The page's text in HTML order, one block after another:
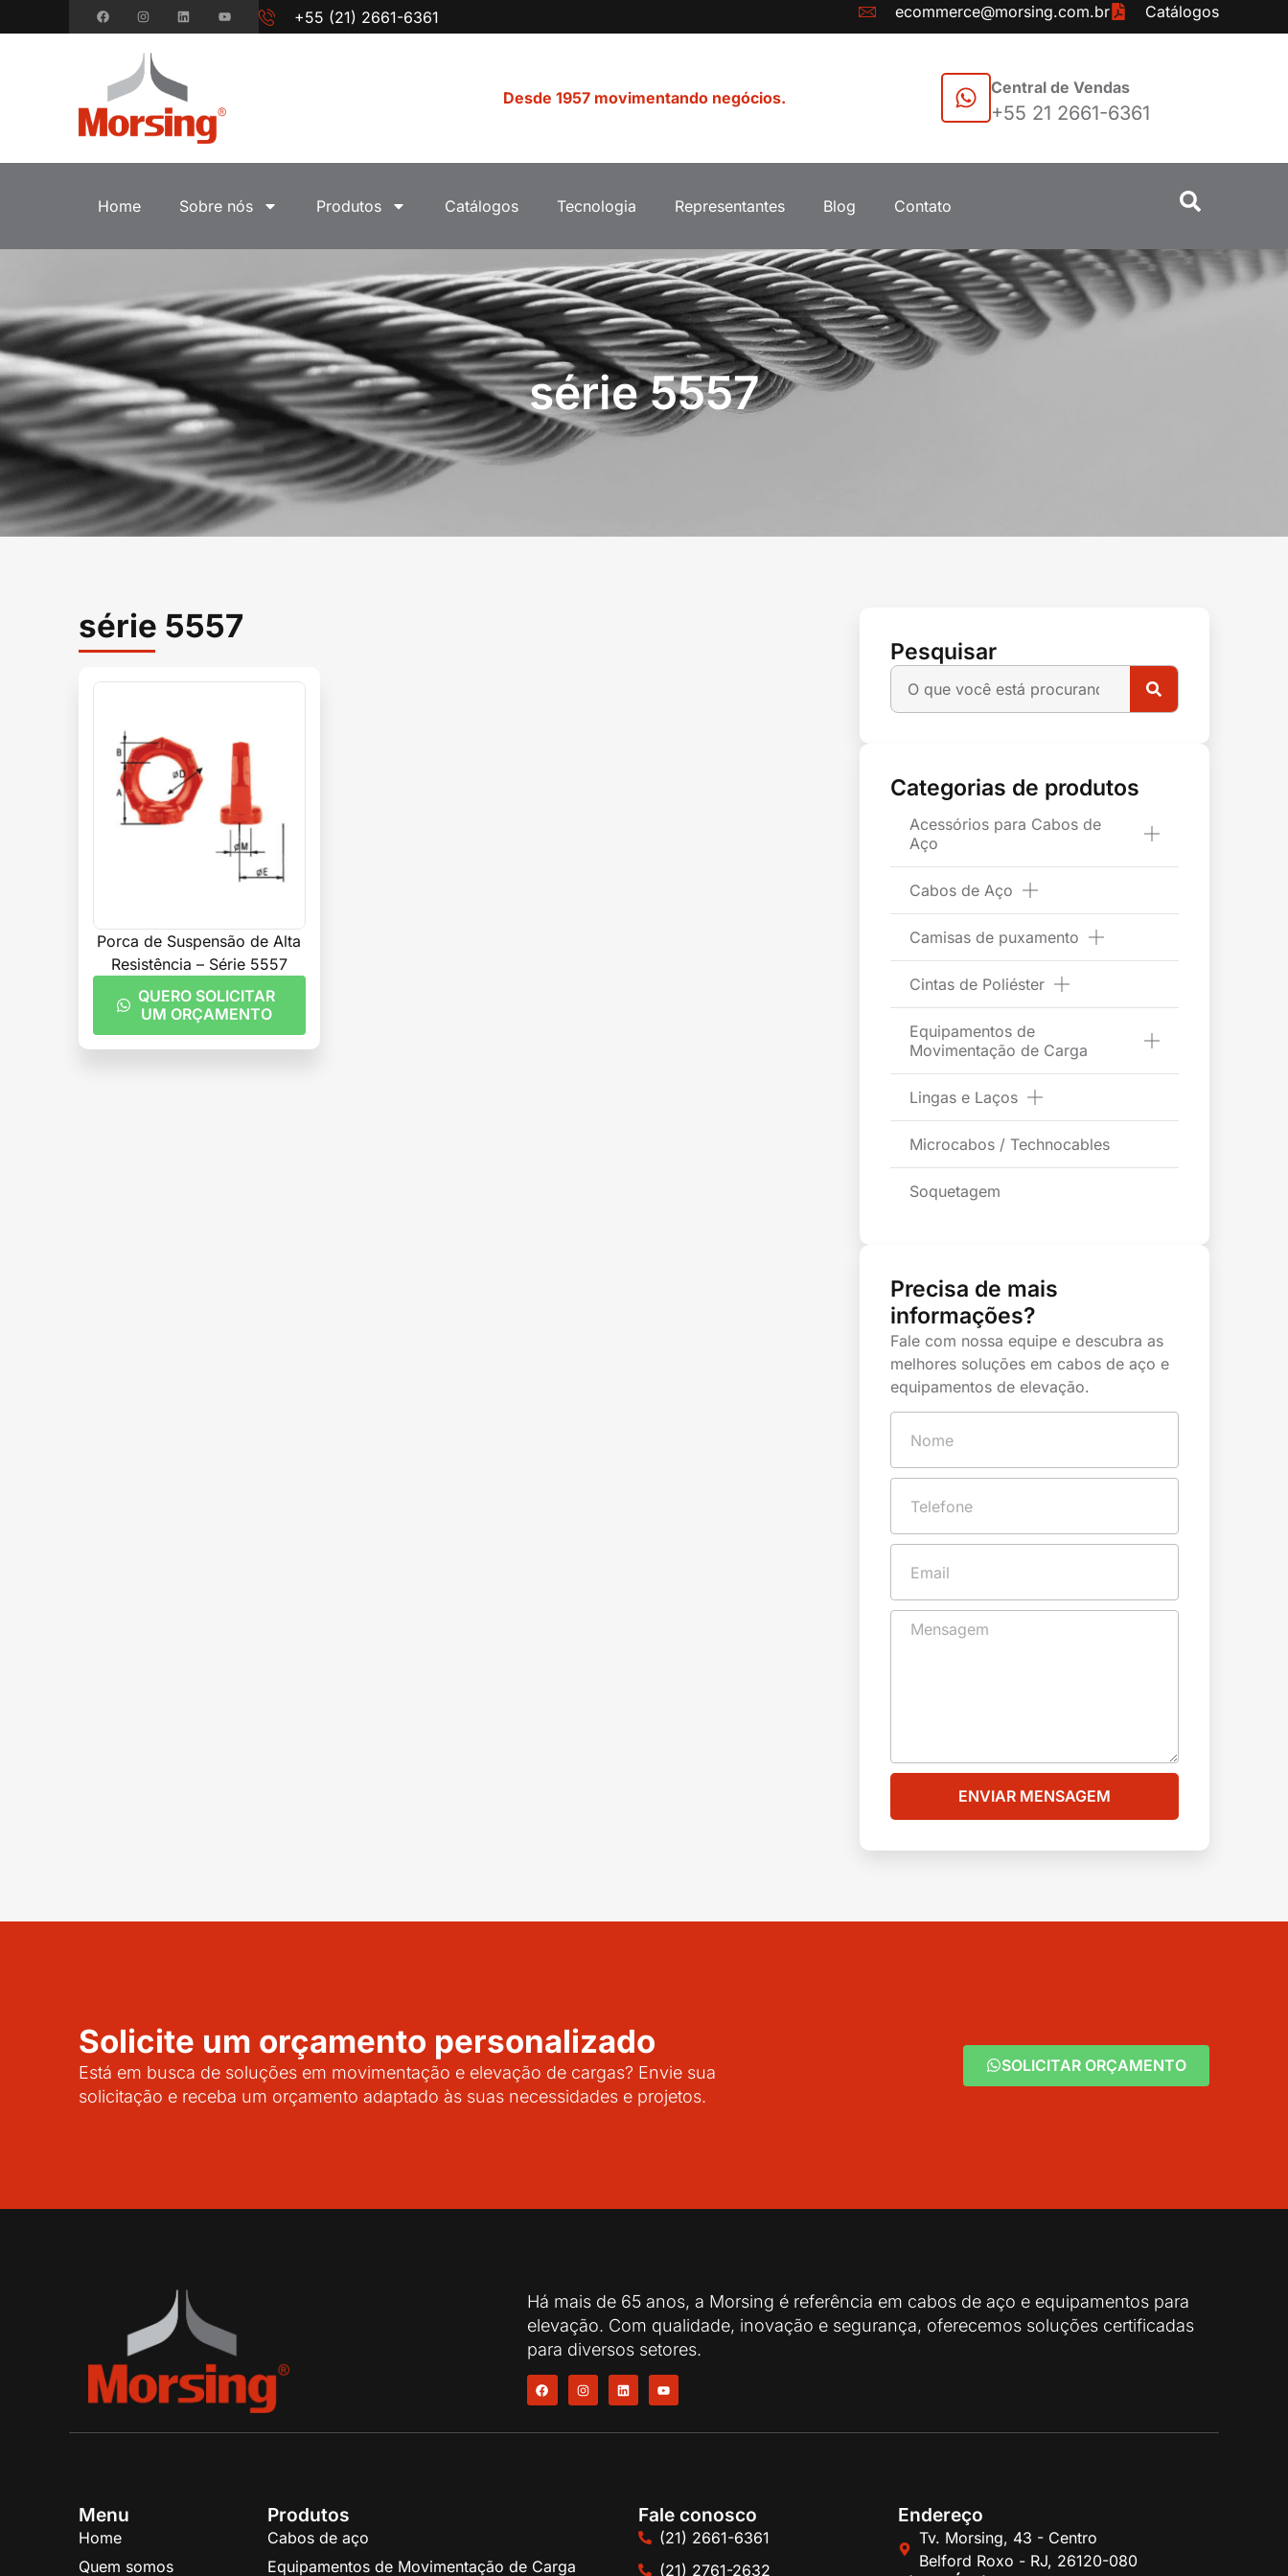
+55 (21) 2661-6361 ecommerce@morsing.com.br Catálogos
Desde 1957 movimentando negócios.
Central de Vendas
+55 21 2661-6361
Home Sobre nós Produtos Catálogos Tecnologia Representantes Blog Contato
série 5557
Pesquisar
Categorias de produtos
Acessórios para Cabos de
Aço
Cabos de Aço
Camisas de puxamento
Cintas de Poliéster
Equipamentos de
Movimentação de Carga
Lingas e Laços
Microcabos / Technocables
Soquetagem
Precisa de mais
informações?
Fale com nossa equipe e descubra as
melhores soluções em cabos de aço e
equipamentos de elevação.
ENVIAR MENSAGEM
série 5557
Porca de Suspensão de Alta
Resistência – Série 5557
QUERO SOLICITAR
UM ORÇAMENTO
Solicite um orçamento personalizado
Está em busca de soluções em movimentação e elevação de cargas? Envie sua
solicitação e receba um orçamento adaptado às suas necessidades e projetos.
SOLICITAR ORÇAMENTO
Há mais de 65 anos, a Morsing é referência em cabos de aço e equipamentos para
elevação. Com qualidade, inovação e segurança, oferecemos soluções certificadas
para diversos setores.
Menu
Home
Quem somos
Produtos
Cabos de aço
Equipamentos de Movimentação de Carga
Fale conosco
(21) 2661-6361
(21) 2761-2632
Endereço
Tv. Morsing, 43 - Centro
Belford Roxo - RJ, 26120-080